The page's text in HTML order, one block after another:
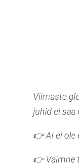
Viimaste
juhid ei saa
👉 AI ei ole
👉 Vaimne